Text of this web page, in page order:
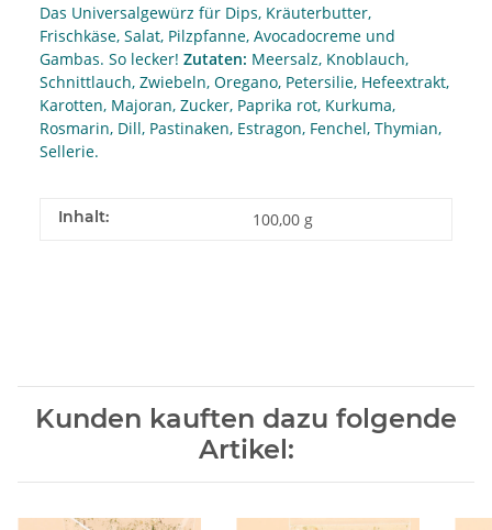
Das Universalgewürz für Dips, Kräuterbutter,
Frischkäse, Salat, Pilzpfanne, Avocadocreme und
Gambas. So lecker! Zutaten: Meersalz, Knoblauch,
Schnittlauch, Zwiebeln, Oregano, Petersilie, Hefeextrakt,
Karotten, Majoran, Zucker, Paprika rot, Kurkuma,
Rosmarin, Dill, Pastinaken, Estragon, Fenchel, Thymian,
Sellerie.
Inhalt: 100,00 g
Kunden kauften dazu folgende
Artikel: